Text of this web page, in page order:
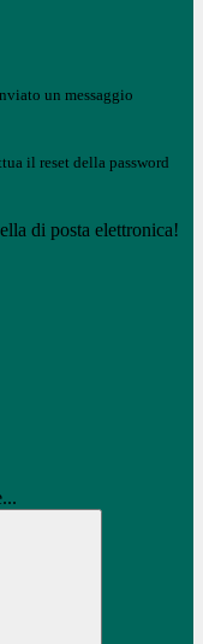
un messaggio
il reset della password
di posta elettronica!